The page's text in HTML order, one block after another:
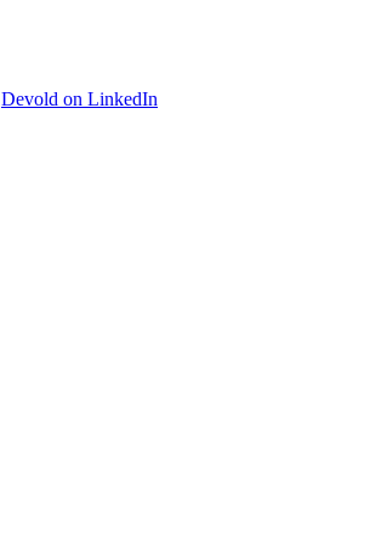
Devold on LinkedIn